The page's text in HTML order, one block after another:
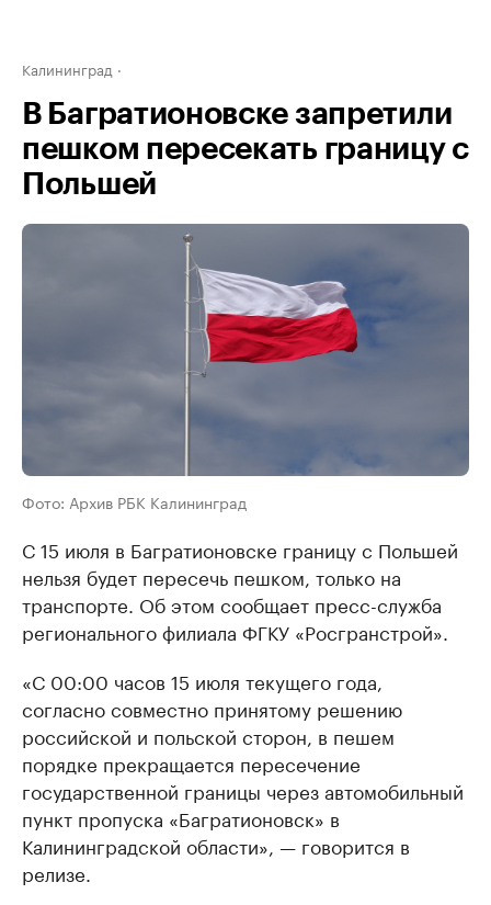
Калининград
В Багратионовске запретили
пешком пересекать границу с
Польшей
Фото: Архив РБК Калининград
С 15 июля в Багратионовске границу с Польшей
нельзя будет пересечь пешком, только на
транспорте. Об этом сообщает пресс-служба
регионального филиала ФГКУ «Росгранстрой».
«С 00:00 часов 15 июля текущего года,
согласно совместно принятому решению
российской и польской сторон, в пешем
порядке прекращается пересечение
государственной границы через автомобильный
пункт пропуска «Багратионовск» в
Калининградской области», — говорится в
релизе.